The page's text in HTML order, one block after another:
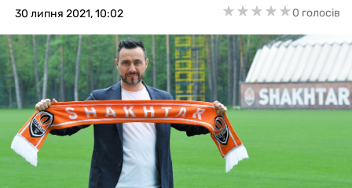
30 липня 2021, 10:02
★★★★★
★★★★★0 голосів